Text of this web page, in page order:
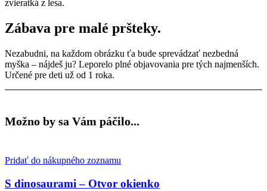
zvieratká z lesa.
Zábava pre malé pršteky.
Nezabudni, na každom obrázku ťa bude sprevádzať nezbedná
myška – nájdeš ju? Leporelo plné objavovania pre tých najmenších.
Určené pre deti už od 1 roka.
Možno by sa Vám páčilo...
Pridať do nákupného zoznamu
S dinosaurami – Otvor okienko